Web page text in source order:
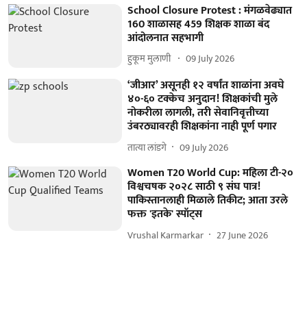
School Closure Protest : मंगळवेढ्यात
160 शाळासह 459 शिक्षक शाळा बंद
आंदोलनात सहभागी
हुकूम मुलाणी ​ 09 July 2026
‘जीआर’ असूनही १२ वर्षांत शाळांना अवघे
४०-६० टक्केच अनुदान! शिक्षकांची मुले
नोकरीला लागली, तरी सेवानिवृत्तीच्या
उंबरठ्यावरही शिक्षकांना नाही पूर्ण पगार
तात्या लांडगे 09 July 2026
Women T20 World Cup: महिला टी-२०
विश्वचषक २०२८ साठी ९ संघ पात्र!
पाकिस्तानलाही मिळाले तिकीट; आता उरले
फक्त 'इतके' स्पॉट्स
Vrushal Karmarkar 27 June 2026